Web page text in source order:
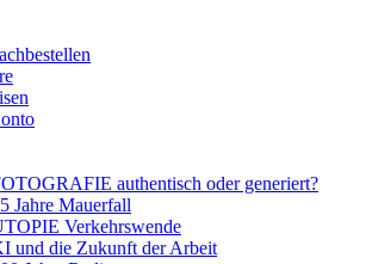
authentisch oder generiert?
Jahre Mauerfall
Verkehrswende
und die Zukunft der Arbeit